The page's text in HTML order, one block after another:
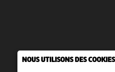
NOUS UTILISONS DES COOKIES